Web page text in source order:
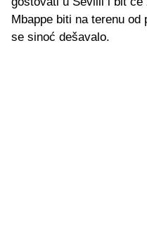
Mbappe biti na terenu
se sinoć dešavalo.